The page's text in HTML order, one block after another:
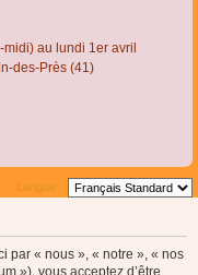
au lundi 1er avril
des-Près (41)
Langue :
par « nous », « notre », « nos
»), vous acceptez d’être